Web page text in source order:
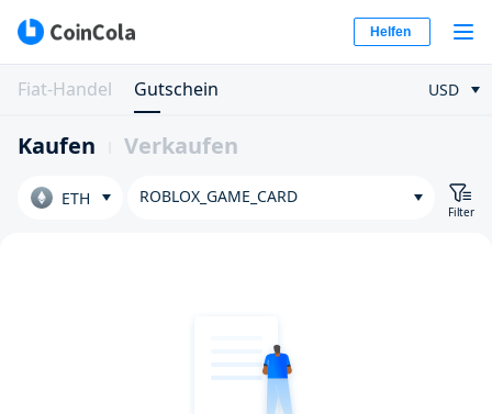
Helfen
Fiat-Handel Gutschein USD
Kaufen Verkaufen
ETH ROBLOX_GAME_CARD
Filter